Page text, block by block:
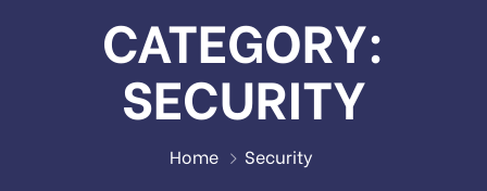
CATEGORY:
SECURITY
Home Security